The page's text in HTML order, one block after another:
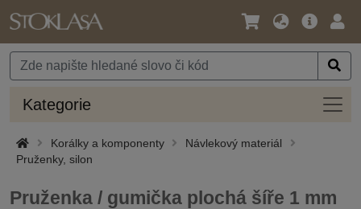
Jazyk
Měna
Hlavní
Kategorie
Korálky a komponenty
Návlekový materiál
Pruženky, silon
Pruženka / gumička plochá šíře 1 mm